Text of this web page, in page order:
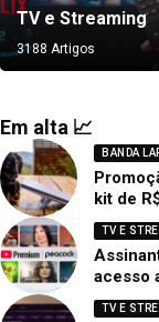
TV e Streaming
3188 Artigos
Em alta 📈
BANDA
kit de
TV E
acesso
TV E